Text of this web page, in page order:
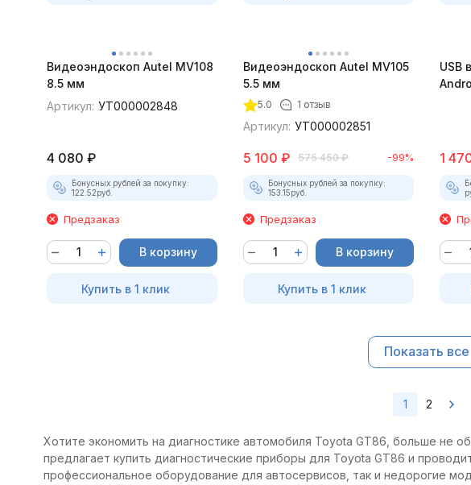
Видеоэндоскоп Autel MV108
8.5 мм
Артикул: УТ000002848
4 080 ₽
Бонусных рублей за покупку:
122.52руб.
Предзаказ
В корзину
Купить в 1 клик
Видеоэндоскоп Autel MV105
5.5 мм
5.0 1 отзыв
Артикул: УТ000002851
5 100 ₽ 575 450 ₽ -99%
Бонусных рублей за покупку:
153.15руб.
Предзаказ
В корзину
Купить в 1 клик
USB
1
Показать все
1 2
Хотите экономить на диагностике автомобиля Toyota GT86, больше не
предлагает купить диагностические приборы для Toyota GT86 и
профессиональное оборудование для автосервисов, так и недорогие